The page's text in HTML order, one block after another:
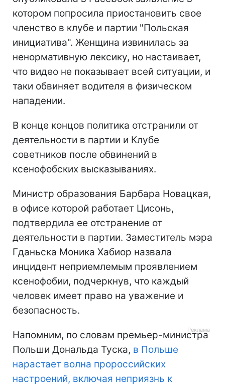
котором попросила приостановить свое
членство в клубе и партии "Польская
инициатива". Женщина извинилась за
ненормативную лексику, но настаивает,
что видео не показывает всей ситуации, и
таки обвиняет водителя в физическом
нападении.
В конце концов политика отстранили от
деятельности в партии и Клубе
советников после обвинений в
ксенофобских высказываниях.
Министр образования Барбара Новацкая,
в офисе которой работает Цисонь,
подтвердила ее отстранение от
деятельности в партии. Заместитель мэра
Гданьска Моника Хабиор назвала
инцидент неприемлемым проявлением
ксенофобии, подчеркнув, что каждый
человек имеет право на уважение и
безопасность.
Напомним, по словам премьер-министра
Польши Дональда Туска, в Польше
нарастает волна пророссийских
настроений, включая неприязнь к